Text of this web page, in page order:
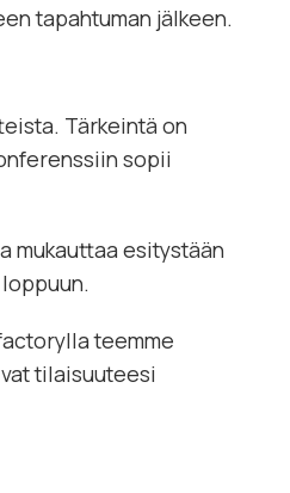
tapahtuman jälkeen.
Tärkeintä on
sopii
mukauttaa esitystään
teemme
tilaisuuteesi